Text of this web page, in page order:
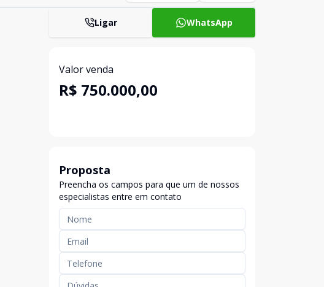
Ligar WhatsApp
Valor venda
R$ 750.000,00
Proposta
Preencha os campos para que um de nossos
especialistas entre em contato